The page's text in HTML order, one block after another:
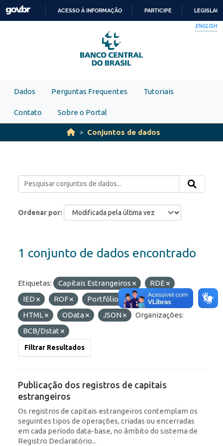
Skip to main content
PARA
O
CONTEÚDO
ACESSO À INFORMAÇÃO PARTICIPE
ENGLISH
Dados Perguntas Frequentes Tutoriais
Contato Sobre o Portal
Conjuntos de dados
Ordenar por
1 conjunto de dados encontrado
Etiquetas: Capitais Estrangeiros
RDE
IED
ROF Portfólio
Formatos:
HTML
OData JSON
Organizações:
BCB/Dstat
Filtrar Resultados
Publicação dos registros de capitais
estrangeiros
Os registros de capitais estrangeiros contemplam os
seguintes tipos de operações, criadas ou encerradas
em cada período data-base, no âmbito do sistema de
Registro Declaratório...